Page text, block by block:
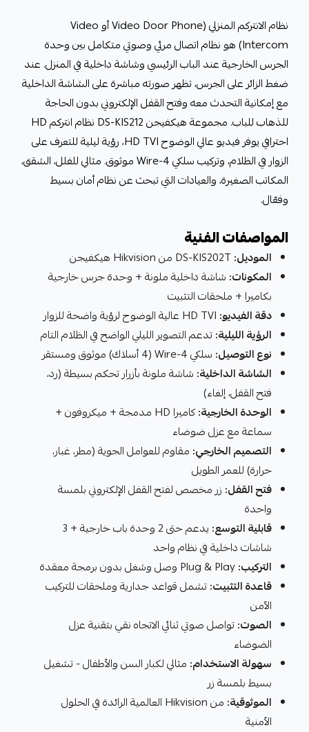
نظام الانتركم المنزلي (Video Door Phone أو Video
Intercom) هو نظام اتصال مرئي وصوتي متكامل بين وحدة
الجرس الخارجية عند الباب الرئيسي وشاشة داخلية في المنزل. عند
ضغط الزائر على الجرس، تظهر صورته مباشرة على الشاشة الداخلية
مع إمكانية التحدث معه وفتح القفل الإلكتروني بدون الحاجة
للذهاب للباب. مجموعة هيكفيجن DS-KIS212 نظام انتركم HD
احترافي يوفر فيديو عالي الوضوح HD TVI، رؤية ليلية للتعرف على
الزوار في الظلام، وتركيب سلكي 4-Wire موثوق. مثالي للفلل، الشقق،
المكاتب الصغيرة، والعيادات التي تبحث عن نظام أمان بسيط
وفعّال.
المواصفات الفنية
الموديل:
المكونات: شاشة داخلية ملونة + وحدة جرس خارجية
بكاميرا + ملحقات التثبيت
دقة الفيديو:
الرؤية الليلية:تدعم التصوير الليلي الواضح في الظلام التام
نوع التوصيل: سلكي 4-Wire (4 أسلاك) موثوق ومستقر
الشاشة الداخلية: شاشة ملونة بأزرار تحكم بسيطة (رد،
فتح القفل، إلغاء)
الوحدة الخارجية:
كاميرا HD مدمجة + ميكروفون +
سماعة مع عزل ضوضاء
التصميم الخارجي: مقاوم للعوامل الجوية (مطر، غبار،
حرارة) للعمر الطويل
فتح القفل: زر مخصص لفتح القفل الإلكتروني بلمسة
واحدة
قابلية التوسع:
يدعم حتى 2 وحدة باب خارجية + 3
شاشات داخلية في نظام واحد
التركيب:
قاعدة التثبيت:تشمل قواعد جدارية وملحقات للتركيب
الآمن
الصوت:تواصل صوتي ثنائي الاتجاه نقي بتقنية عزل
الضوضاء
سهولة الاستخدام: مثالي لكبار السن والأطفال - تشغيل
بسيط بلمسة زر
الموثوقية:
من Hikvision العالمية الرائدة في الحلول
الأمنية